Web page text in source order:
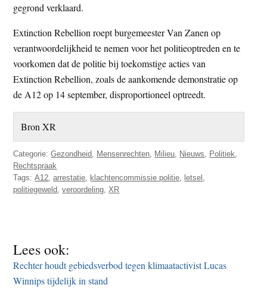
gegrond verklaard.
Extinction Rebellion roept burgemeester Van Zanen op
verantwoordelijkheid te nemen voor het politieoptreden en te
voorkomen dat de politie bij toekomstige acties van
Extinction Rebellion, zoals de aankomende demonstratie op
de A12 op 14 september, disproportioneel optreedt.
Bron XR
Categorie:Gezondheid, Mensenrechten, Milieu, Nieuws, Politiek,
Rechtspraak
Tags:A12,arrestatie, klachtencommissie politie, letsel ,
politiegeweld,veroordeling,XR
Lees ook:
Rechter houdt gebiedsverbod tegen klimaatactivist Lucas
Winnips tijdelijk in stand